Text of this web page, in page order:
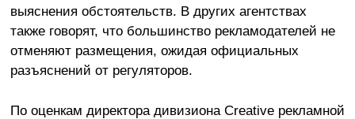
выяснения обстоятельств. В других агентствах
также говорят, что большинство рекламодателей не
отменяют размещения, ожидая официальных
разъяснений от регуляторов.
По оценкам директора дивизиона Creative рекламной